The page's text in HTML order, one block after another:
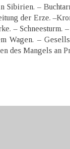
Sibirien. –
der Erze.
– Schneesturm.
Wagen. –
des Mangels an